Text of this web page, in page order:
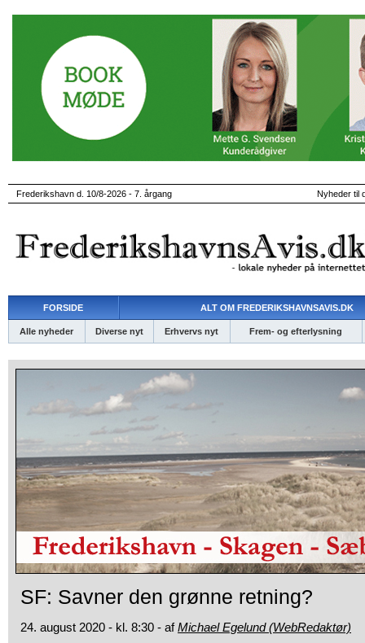
Frederikshavn d. 10/8-2026 - 7. årgang Nyheder til
FORSIDE ALT OM FREDERIKSHAVNSAVIS.DK
Alle nyheder Diverse nyt Erhvervs nyt Frem- og efterlysning
SF: Savner den grønne retning?
24. august 2020 - kl. 8:30 - afMichael Egelund (WebRedaktør)